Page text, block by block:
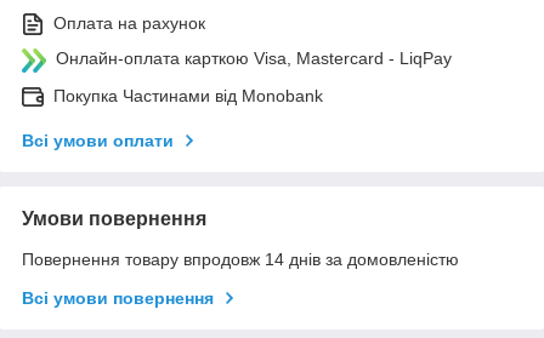
Оплата на рахунок
Онлайн-оплата карткою Visa, Mastercard - LiqPay
Покупка Частинами від Monobank
Всі умови оплати
Умови повернення
Повернення товару впродовж 14 днів за домовленістю
Всі умови повернення